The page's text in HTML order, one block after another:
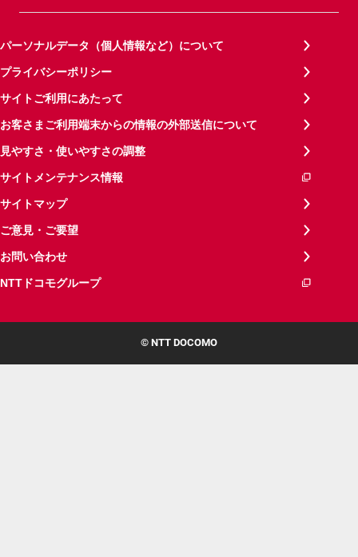
パーソナルデータ（個人情報など）について
プライバシーポリシー
サイトご利用にあたって
お客さまご利用端末からの情報の外部送信について
見やすさ・使いやすさの調整
サイトメンテナンス情報
サイトマップ
ご意見・ご要望
お問い合わせ
NTTドコモグループ
© NTT DOCOMO